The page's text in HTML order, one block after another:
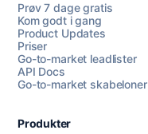
Prøv 7 dage gratis
Kom godt i gang
Product Updates
Priser
Go-to-market leadlister
API Docs
Go-to-market skabeloner
Produkter